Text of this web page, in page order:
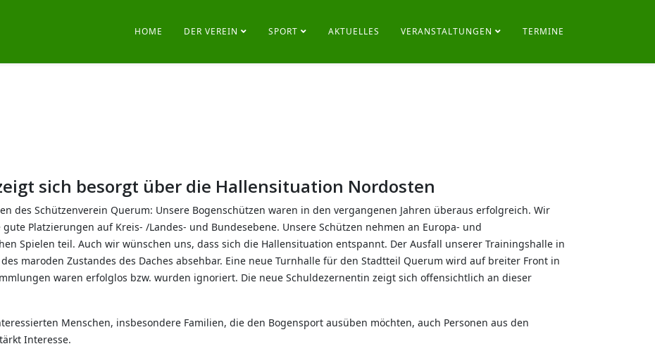
HOME DER VEREIN SPORT AKTUELLES VERANSTALTUNGEN TERMINE
sich besorgt über die Hallensituation Nordosten
des Schützenverein Querum: Unsere Bogenschützen waren in den vergangenen Jahren überaus erfolgreich. Wir
Platzierungen auf Kreis- /Landes- und Bundesebene. Unsere Schützen nehmen an Europa- und
Spielen teil. Auch wir wünschen uns, dass sich die Hallensituation entspannt. Der Ausfall unserer Trainingshalle in
maroden Zustandes des Daches absehbar. Eine neue Turnhalle für den Stadtteil Querum wird auf breiter Front in
waren erfolglos bzw. wurden ignoriert. Die neue Schuldezernentin zeigt sich offensichtlich an dieser
Menschen, insbesondere Familien, die den Bogensport ausüben möchten, auch Personen aus den
Interesse.